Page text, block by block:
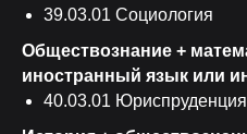
39.03.01 Социология
Обществознание +
иностранный язык или
40.03.01 Юриспруденция